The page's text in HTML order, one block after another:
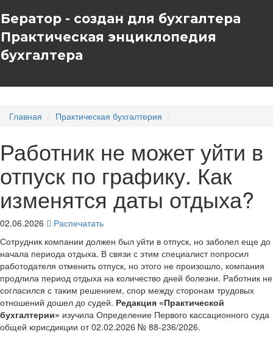
Бератор - создан для бухгалтера
Практическая энциклопедия
бухгалтера
Главная Практическая бухгалтерия
Работник не может уйти в
отпуск по графику. Как
изменятся даты отдыха?
02.06.2026
Распечатать
Сотрудник компании должен был уйти в отпуск, но заболел еще до
начала периода отдыха. В связи с этим специалист попросил
работодателя отменить отпуск, но этого не произошло, компания
продлила период отдыха на количество дней болезни. Работник не
согласился с таким решением, спор между сторонам трудовых
отношений дошел до судей. Редакция «Практической
бухгалтерии» изучила Определение Первого кассационного суда
общей юрисдикции от 02.02.2026 № 88-236/2026.